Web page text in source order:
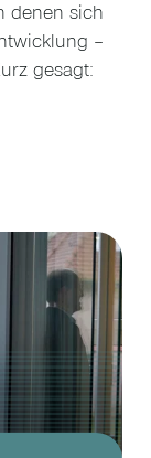
denen sich
–
gesagt: